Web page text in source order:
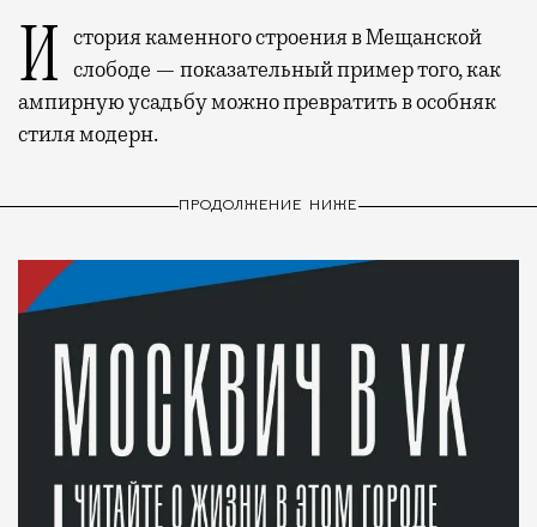
История каменного строения в Мещанской слободе — показательный пример того, как
ампирную усадьбу можно превратить в особняк
стиля модерн.
ПРОДОЛЖЕНИЕ НИЖЕ